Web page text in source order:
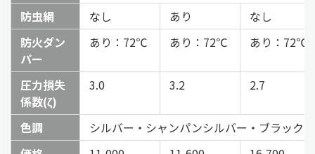
防虫網
なし あり
なし
防火ダン
パー
あり：72℃ あり：72℃ あり：72℃
圧力損失
係数(ζ)
3.0 3.2 2.7
色調
シルバー・シャンパンシルバー・ブラック